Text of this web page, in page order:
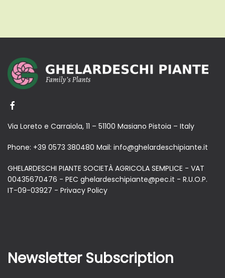
Via Loreto e Carraiola, 11 – 51100 Masiano Pistoia – Italy
Phone: +39 0573 380480 Mail: info@ghelardeschipiante.it
GHELARDESCHI PIANTE SOCIETÀ AGRICOLA SEMPLICE - VAT
00435670476 - PEC ghelardeschipiante@pec.it - R.U.O.P.
IT-09-03927 - Privacy Policy
Newsletter Subscription